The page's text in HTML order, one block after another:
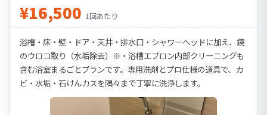
¥16,500 1回あたり
浴槽・床・壁・ドア・天井・排水口・シャワーヘッドに加え、鏡
のウロコ取り（水垢除去）※・浴槽エプロン内部クリーニングも
含む浴室まるごとプランです。専用洗剤とプロ仕様の道具で、カ
ビ・水垢・石けんカスを隅々まで丁寧に洗浄します。